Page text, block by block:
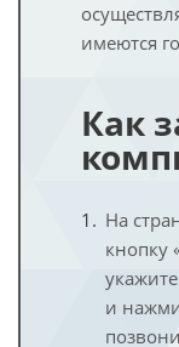
имеются
Как
На
кнопку
и